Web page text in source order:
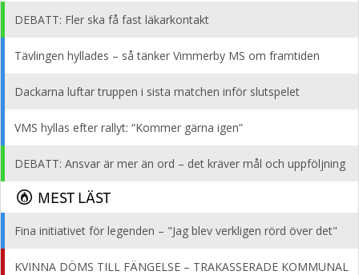
DEBATT: Fler ska få fast läkarkontakt
Tävlingen hyllades – så tänker Vimmerby MS om framtiden
Dackarna luftar truppen i sista matchen inför slutspelet
VMS hyllas efter rallyt: “Kommer gärna igen”
DEBATT: Ansvar är mer än ord – det kräver mål och uppföljning
MEST LÄST
Fina initiativet för legenden – "Jag blev verkligen rörd över det"
KVINNA DÖMS TILL FÄNGELSE – TRAKASSERADE KOMMUNAL